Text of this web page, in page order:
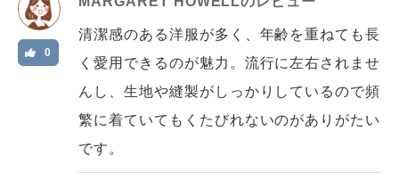
0
清潔感のある洋服が多く、年齢を重ねても長
く愛用できるのが魅力。流行に左右されませ
んし、生地や縫製がしっかりしているので頻
繁に着ていてもくたびれないのがありがたい
です。